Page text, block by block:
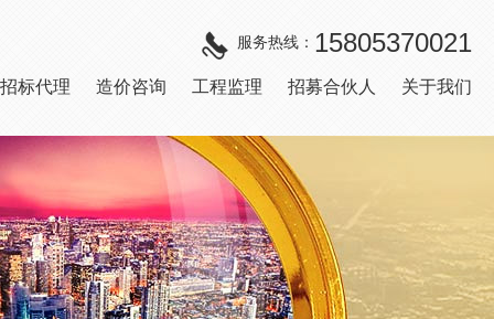
服务热线： 15805370021
招标代理 造价咨询 工程监理 招募合伙人 关于我们